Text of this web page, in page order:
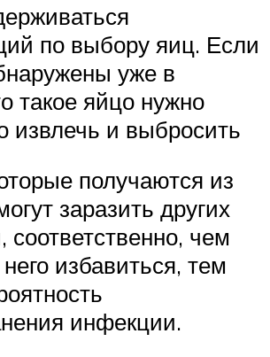
по выбору яиц. Если
уже в
такое яйцо нужно
извлечь и выбросить
получаются из
заразить других
чем
избавиться, тем
инфекции.